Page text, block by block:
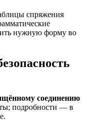
спряжения
нужную форму во
соединению
подробности — в